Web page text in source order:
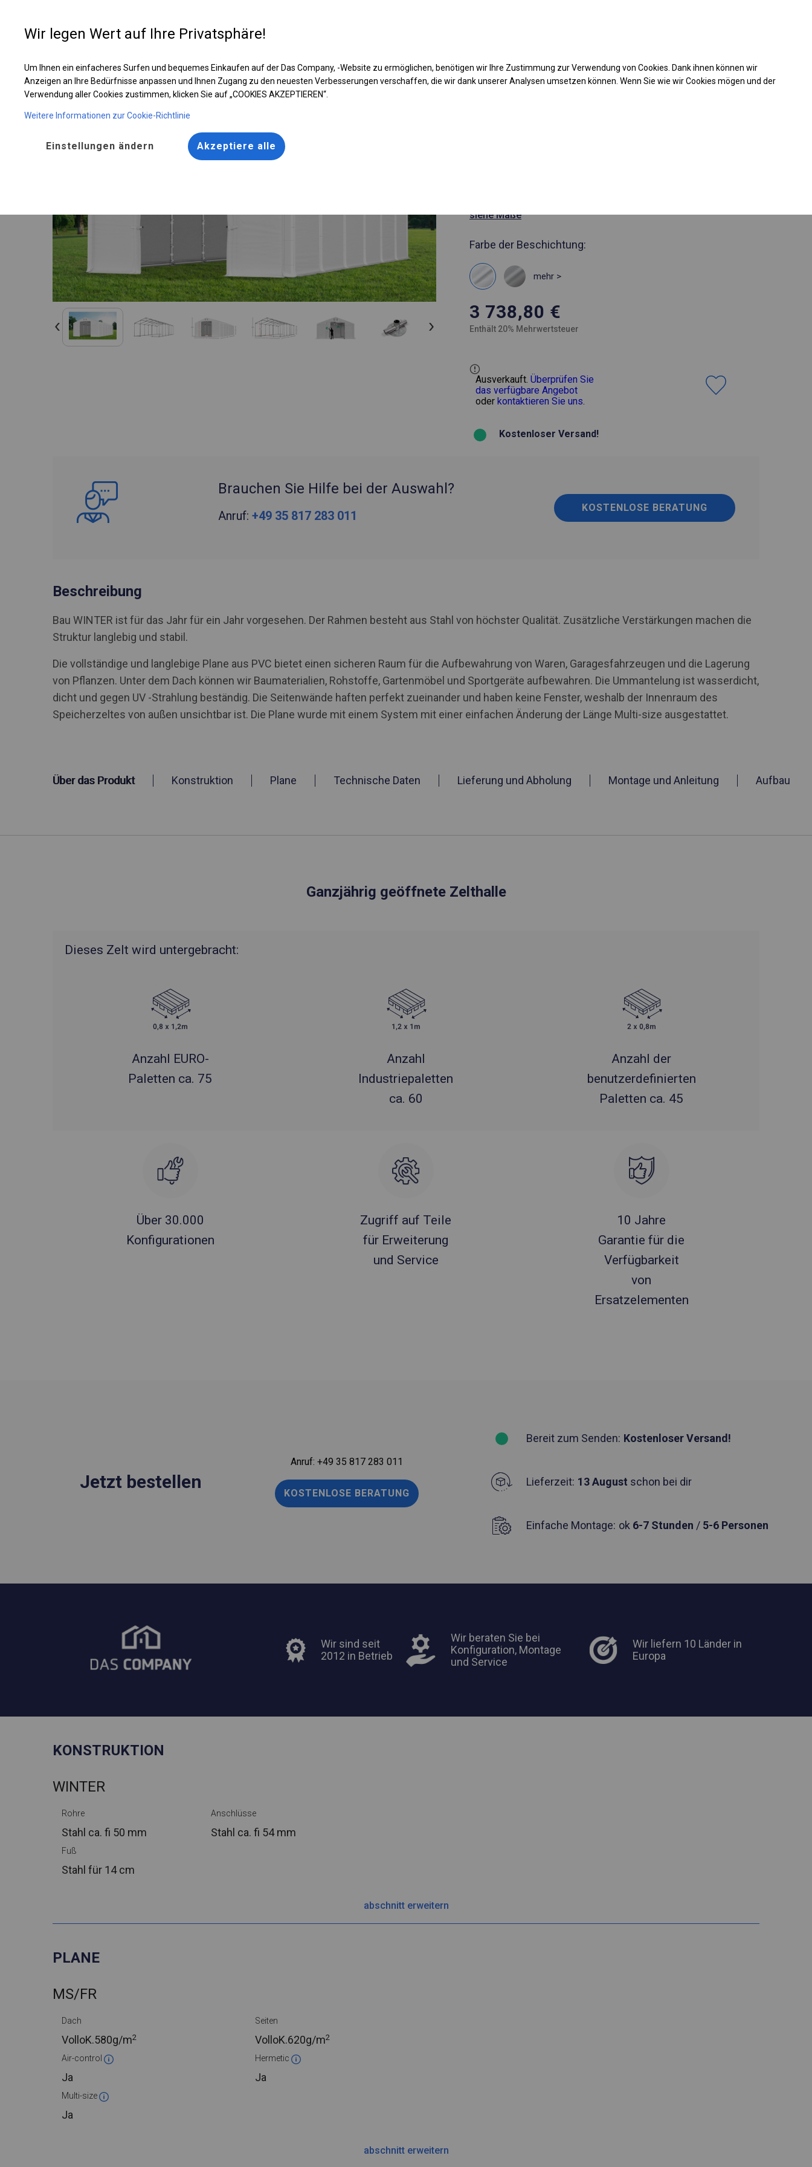
Entwerfen Sie Ihr Zelt
Ganzjährig geöffnete Zelthalle | 6x12 m Laden Sie das PDF -Angebot herunter
siehe Maße
Farbe der Beschichtung:
mehr >
3 738,80 €
Enthält 20% Mehrwertsteuer
Ausverkauft. Überprüfen Sie
das verfügbare Angebot
oder kontaktieren Sie uns.
Kostenloser Versand!
Brauchen Sie Hilfe bei der Auswahl?
Anruf: +49 35 817 283 011
KOSTENLOSE BERATUNG
Beschreibung
Bau WINTER ist für das Jahr für ein Jahr vorgesehen. Der Rahmen besteht aus Stahl von höchster Qualität. Zusätzliche Verstärkungen machen die
Struktur langlebig und stabil.
Die vollständige und langlebige Plane aus PVC bietet einen sicheren Raum für die Aufbewahrung von Waren, Garagesfahrzeugen und die Lagerung
von Pflanzen. Unter dem Dach können wir Baumaterialien, Rohstoffe, Gartenmöbel und Sportgeräte aufbewahren. Die Ummantelung ist wasserdicht,
dicht und gegen UV -Strahlung beständig. Die Seitenwände haften perfekt zueinander und haben keine Fenster, weshalb der Innenraum des
Speicherzeltes von außen unsichtbar ist. Die Plane wurde mit einem System mit einer einfachen Änderung der Länge Multi-size ausgestattet.
Über das Produkt Konstruktion Plane Technische Daten Lieferung und Abholung Montage und Anleitung Aufbau
Ganzjährig geöffnete Zelthalle
Dieses Zelt wird untergebracht:
Anzahl EURO-
Paletten ca. 75
Anzahl
Industriepaletten
ca. 60
Anzahl der
benutzerdefinierten
Paletten ca. 45
Über 30.000
Konfigurationen
Zugriff auf Teile
für Erweiterung
und Service
10 Jahre
Garantie für die
Verfügbarkeit
von
Ersatzelementen
Jetzt bestellen
Anruf:+49 35 817 283 011
KOSTENLOSE BERATUNG
Bereit zum Senden: Kostenloser Versand!
Lieferzeit: 13 August schon bei dir
Einfache Montage: ok 6-7 Stunden / 5-6 Personen
Wir sind seit
2012 in Betrieb
Wir beraten Sie bei
Konfiguration, Montage
und Service
Wir liefern 10 Länder in
Europa
KONSTRUKTION
WINTER
Rohre
Stahl ca. fi 50 mm
Anschlüsse
Stahl ca. fi 54 mm
Fuß
Stahl für 14 cm
abschnitt erweitern
PLANE
MS/FR
Dach
VolloK.580g/m2
Seiten
VolloK.620g/m2
Air-control
Ja
Hermetic
Ja
Multi-size
Ja
abschnitt erweitern
Wir legen Wert auf Ihre Privatsphäre!
Um Ihnen ein einfacheres Surfen und bequemes Einkaufen auf der Das Company, -Website zu ermöglichen, benötigen wir Ihre Zustimmung zur Verwendung von Cookies. Dank ihnen können wir
Anzeigen an Ihre Bedürfnisse anpassen und Ihnen Zugang zu den neuesten Verbesserungen verschaffen, die wir dank unserer Analysen umsetzen können. Wenn Sie wie wir Cookies mögen und der
Verwendung aller Cookies zustimmen, klicken Sie auf „COOKIES AKZEPTIEREN“.
Weitere Informationen zur Cookie-Richtlinie
Einstellungen ändern Akzeptiere alle